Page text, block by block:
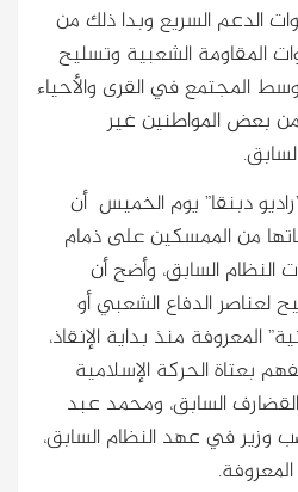
الدعم السريع وبدا ذلك من
المقاومة الشعبية وتسليح
المجتمع في القرى والأحياء
بعض المواطنين غير
دبنقا” يوم الخميس أن
من الممسكين على ذمام
النظام السابق، وأضح أن
لعناصر الدفاع الشعبي أو
المعروفة منذ بداية الإنقاذ،
الحركة الإسلامية
السابق، ومحمد عبد
في عهد النظام السابق،